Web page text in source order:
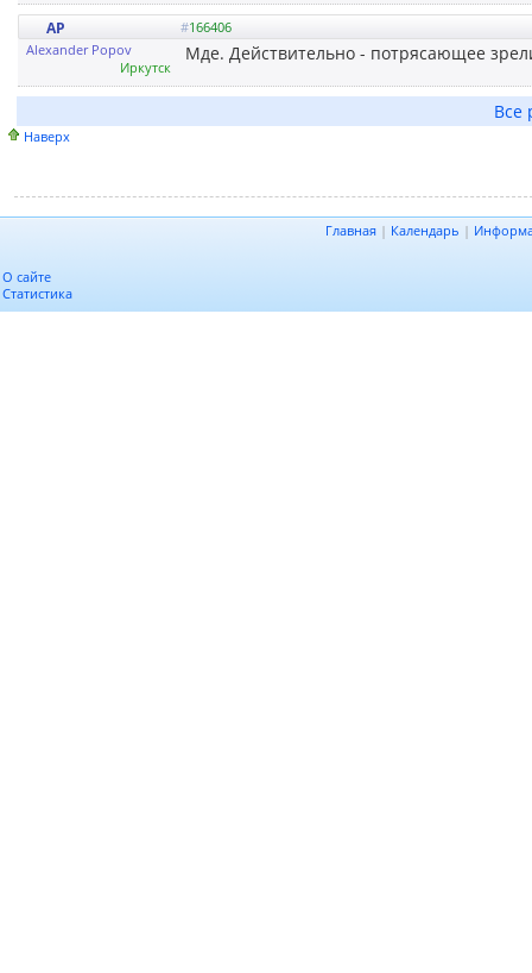
AP #166406
Alexander Popov
Иркутск
Мде. Действительно - потрясающее
Все
Наверх
Главная | Календарь |
О сайте
Статистика